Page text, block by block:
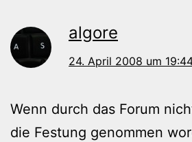
algore
24. April 2008 um
Wenn durch das Forum
die Festung genommen